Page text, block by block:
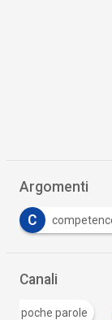
Argomenti
C
Canali
In poche parole